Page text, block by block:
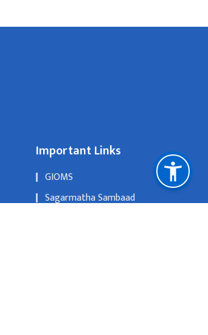
Important Links
GIOMS
Sagarmatha Sambaad